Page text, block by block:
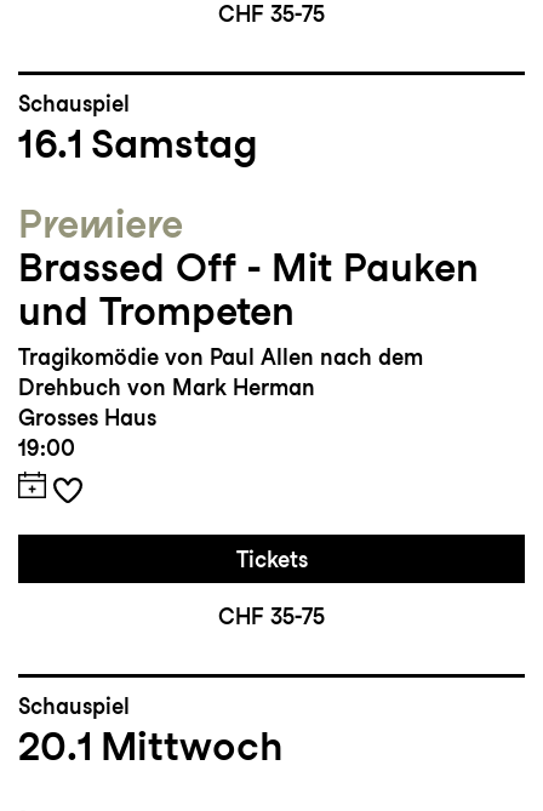
CHF 35-75
Schauspiel
16.1 Samstag
Premiere
Brassed Off - Mit Pauken
und Trompeten
Tragikomödie von Paul Allen nach dem
Drehbuch von Mark Herman
Grosses Haus
19:00
Tickets
CHF 35-75
Schauspiel
20.1 Mittwoch